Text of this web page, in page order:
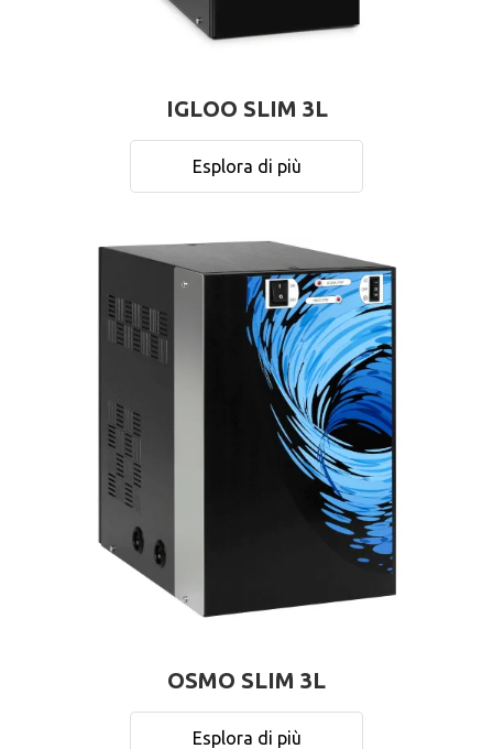
IGLOO SLIM 3L
Esplora di più
OSMO SLIM 3L
Esplora di più